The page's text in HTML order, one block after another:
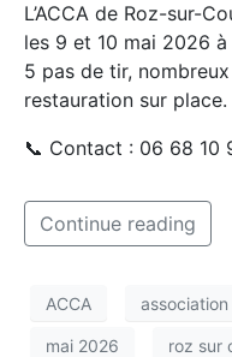
L’ACCA de Roz-sur-
les 9 et 10 mai 2026
5 pas de tir,
restauration sur place.
📞 Contact : 06 68 10
Continue reading
ACCA association
mai 2026 roz sur